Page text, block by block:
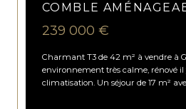
COMBLE
239 000 €
Charmant T3 de 42 m² à vendre à
environnement très calme, rénové il
climatisation. Un séjour de 17 m²